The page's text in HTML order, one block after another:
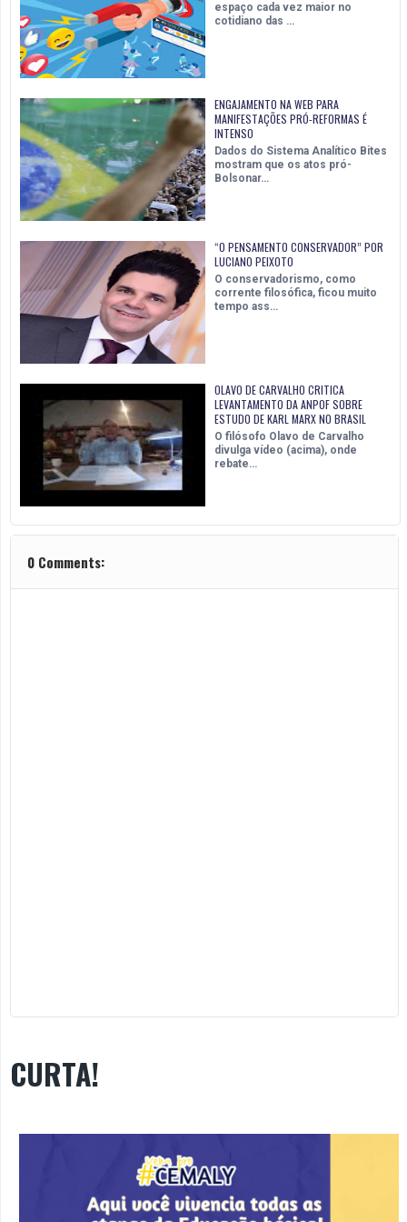
espaço cada vez maior no
cotidiano das …
ENGAJAMENTO NA WEB PARA
MANIFESTAÇÕES PRÓ-REFORMAS É
INTENSO
Dados do Sistema Analítico Bites
mostram que os atos pró-
Bolsonar…
“O PENSAMENTO CONSERVADOR” POR
LUCIANO PEIXOTO
O conservadorismo, como
corrente filosófica, ficou muito
tempo ass…
OLAVO DE CARVALHO CRITICA
LEVANTAMENTO DA ANPOF SOBRE
ESTUDO DE KARL MARX NO BRASIL
O filósofo Olavo de Carvalho
divulga vídeo (acima), onde
rebate…
0 Comments:
CURTA!